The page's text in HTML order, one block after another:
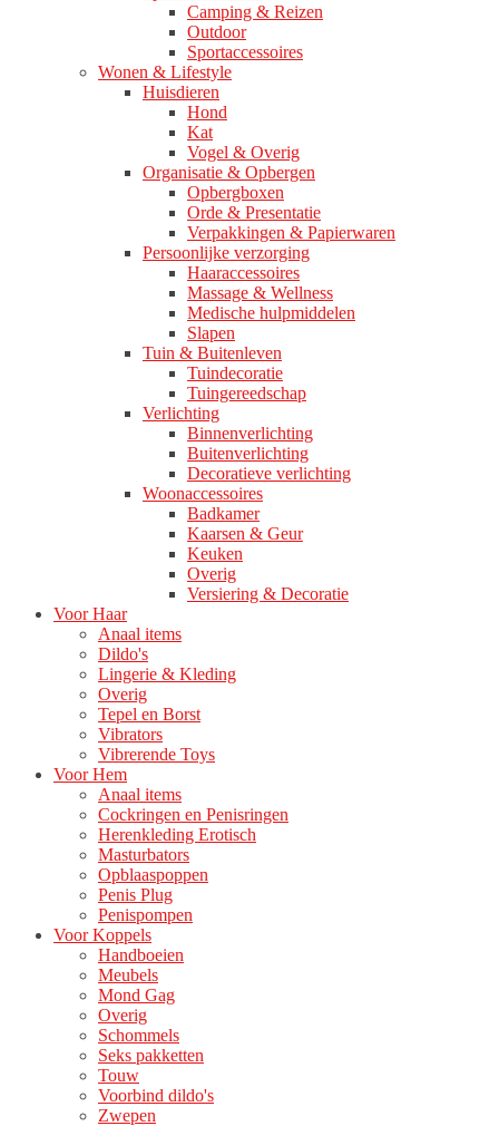
Camping & Reizen
Outdoor
Sportaccessoires
Wonen & Lifestyle
Huisdieren
Hond
Kat
Vogel & Overig
Organisatie & Opbergen
Opbergboxen
Orde & Presentatie
Verpakkingen & Papierwaren
Persoonlijke verzorging
Haaraccessoires
Massage & Wellness
Medische hulpmiddelen
Slapen
Tuin & Buitenleven
Tuindecoratie
Tuingereedschap
Verlichting
Binnenverlichting
Buitenverlichting
Decoratieve verlichting
Woonaccessoires
Badkamer
Kaarsen & Geur
Keuken
Overig
Versiering & Decoratie
Voor Haar
Anaal items
Dildo's
Lingerie & Kleding
Overig
Tepel en Borst
Vibrators
Vibrerende Toys
Voor Hem
Anaal items
Cockringen en Penisringen
Herenkleding Erotisch
Masturbators
Opblaaspoppen
Penis Plug
Penispompen
Voor Koppels
Handboeien
Meubels
Mond Gag
Overig
Schommels
Seks pakketten
Touw
Voorbind dildo's
Zwepen